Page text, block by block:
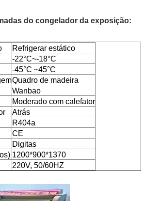
do congelador da exposição:
Refrigerar estático
-22°C~-18°C
-45°C ~45°C
Quadro de madeira
Wanbao
Moderado com calefator
Atrás
R404a
CE
Digitas
1200*900*1370
220V, 50/60HZ